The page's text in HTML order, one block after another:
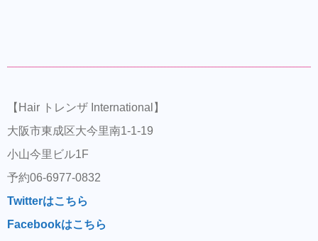
【Hair トレンザ International】
大阪市東成区大今里南1-1-19
小山今里ビル1F
予約06-6977-0832
Twitterはこちら
Facebookはこちら